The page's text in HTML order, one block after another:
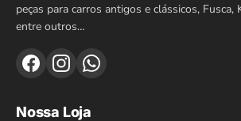
peças para carros antigos e clássicos, Fusca,
entre outros…
Nossa Loja